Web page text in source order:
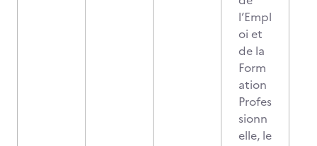
l’Empl
oi et
de la
Form
ation
Profes
sionn
elle, le